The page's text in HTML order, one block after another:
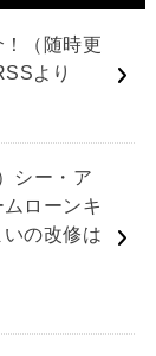
（随時更
より
シー・ア
ローンキ
の改修は